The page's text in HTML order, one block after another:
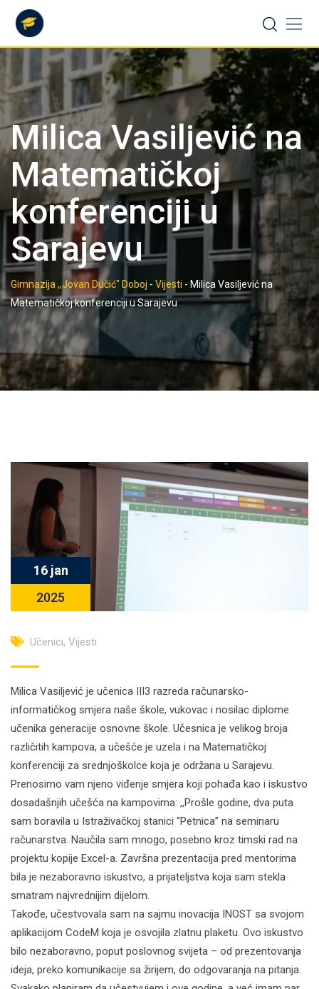
content
Milica Vasiljević na
Matematičkoj
konferenciji u
Sarajevu
Gimnazija ,,Jovan Dučić" Doboj - Vijesti - Milica Vasiljević na
Matematičkoj konferenciji u Sarajevu
16 jan
2025
Učenici, Vijesti
Milica Vasiljević je učenica III3 razreda računarsko-
informatičkog smjera naše škole, vukovac i nosilac diplome
učenika generacije osnovne škole. Učesnica je velikog broja
različitih kampova, a učešće je uzela i na Matematičkoj
konferenciji za srednjoškolce koja je održana u Sarajevu.
Prenosimo vam njeno viđenje smjera koji pohađa kao i iskustvo
dosadašnjih učešća na kampovima: ,,Prošle godine, dva puta
sam boravila u Istraživačkoj stanici “Petnica” na seminaru
računarstva. Naučila sam mnogo, posebno kroz timski rad na
projektu kopije Excel-a. Završna prezentacija pred mentorima
bila je nezaboravno iskustvo, a prijateljstva koja sam stekla
smatram najvrednijim dijelom.
Takođe, učestvovala sam na sajmu inovacija INOST sa svojom
aplikacijom CodeM koja je osvojila zlatnu plaketu. Ovo iskustvo
bilo nezaboravno, poput poslovnog svijeta – od prezentovanja
ideja, preko komunikacije sa žirijem, do odgovaranja na pitanja.